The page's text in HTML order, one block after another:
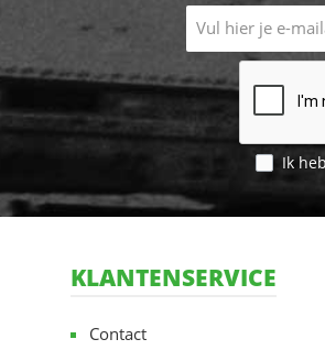
Ik
KLANTENSERVICE
Contact